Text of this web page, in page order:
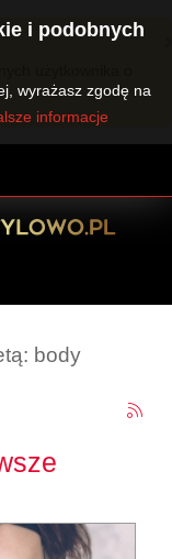
użytkownika o
body
i podobnych
wyrażasz zgodę na
informacje